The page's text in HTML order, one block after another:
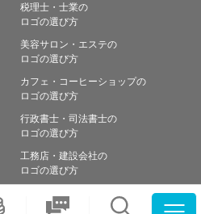
税理士・士業の
ロゴの選び方
美容サロン・エステの
ロゴの選び方
カフェ・コーヒーショップの
ロゴの選び方
行政書士・司法書士の
ロゴの選び方
工務店・建設会社の
ロゴの選び方